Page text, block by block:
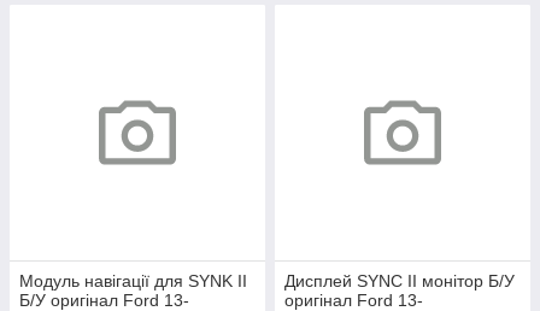
Модуль навігації для SYNK II
Б/У оригінал Ford 13-
Дисплей SYNC II монітор Б/У
оригінал Ford 13-